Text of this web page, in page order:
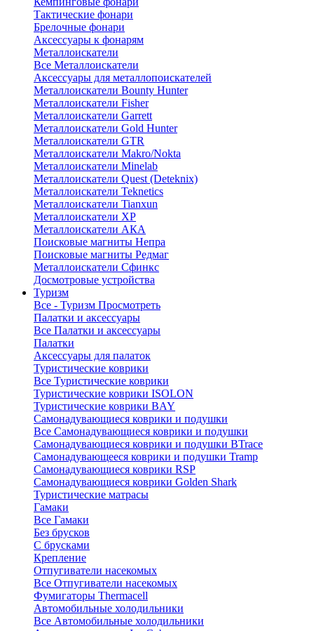
Тактические фонари
Брелочные фонари
Аксессуары к фонарям
Металлоискатели
Все Металлоискатели
Аксессуары для металлопоискателей
Металлоискатели Bounty Hunter
Металлоискатели Fisher
Металлоискатели Garrett
Металлоискатели Gold Hunter
Металлоискатели GTR
Металлоискатели Makro/Nokta
Металлоискатели Minelab
Металлоискатели Quest (Deteknix)
Металлоискатели Teknetics
Металлоискатели Tianxun
Металлоискатели XP
Металлоискатели АКА
Поисковые магниты Непра
Поисковые магниты Редмаг
Металлоискатели Сфинкс
Досмотровые устройства
Туризм
Все - Туризм Просмотреть
Палатки и аксессуары
Все Палатки и аксессуары
Палатки
Аксессуары для палаток
Туристические коврики
Все Туристические коврики
Туристические коврики ISOLON
Туристические коврики BAY
Самонадувающиеся коврики и подушки
Все Самонадувающиеся коврики и подушки
Самонадувающиеся коврики и подушки BTrace
Самонадувающееся коврики и подушки Tramp
Самонадувающиеся коврики RSP
Самонадувающиеся коврики Golden Shark
Туристические матрасы
Гамаки
Все Гамаки
Без брусков
С брусками
Крепление
Отпугиватели насекомых
Все Отпугиватели насекомых
Фумигаторы Thermacell
Автомобильные холодильники
Все Автомобильные холодильники